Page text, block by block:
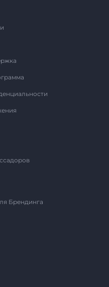
Брендинга